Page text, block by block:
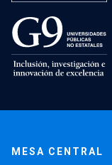
MESA CENTRAL